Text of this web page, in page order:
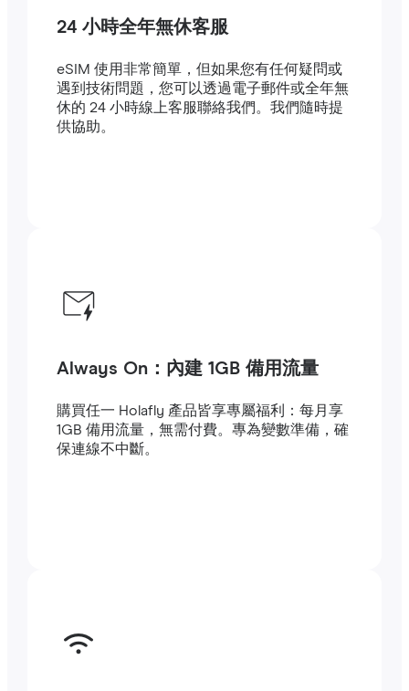
24 小時全年無休客服
eSIM 使用非常簡單，但如果您有任何疑問或
遇到技術問題，您可以透過電子郵件或全年無
休的 24 小時線上客服聯絡我們。我們隨時提
供協助。
Always On：內建 1GB 備用流量
購買任一 Holafly 產品皆享專屬福利：每月享
1GB 備用流量，無需付費。專為變數準備，確
保連線不中斷。